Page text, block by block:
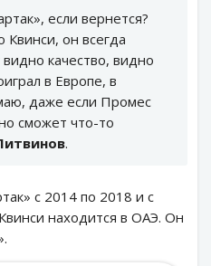
если вернется?
он всегда
качество, видно
в Европе, в
даже если Промес
сможет что-то
.
с 2014 по 2018 и с
находится в ОАЭ. Он